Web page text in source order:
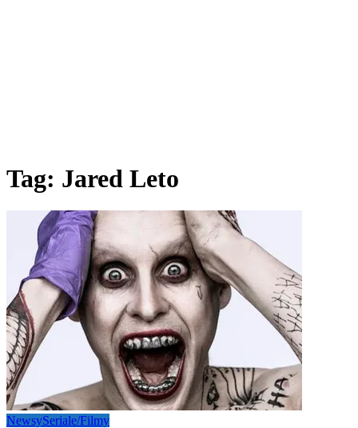
Tag: Jared Leto
NewsySeriale/Filmy